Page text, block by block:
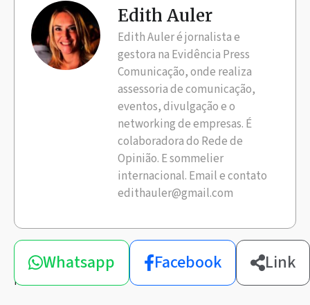
Edith Auler
Edith Auler é jornalista e
gestora na Evidência Press
Comunicação, onde realiza
assessoria de comunicação,
eventos, divulgação e o
networking de empresas. É
colaboradora do Rede de
Opinião. E sommelier
internacional. Email e contato
edithauler@gmail.com
Compartilhe
esta
notícia
Whatsapp Facebook Link